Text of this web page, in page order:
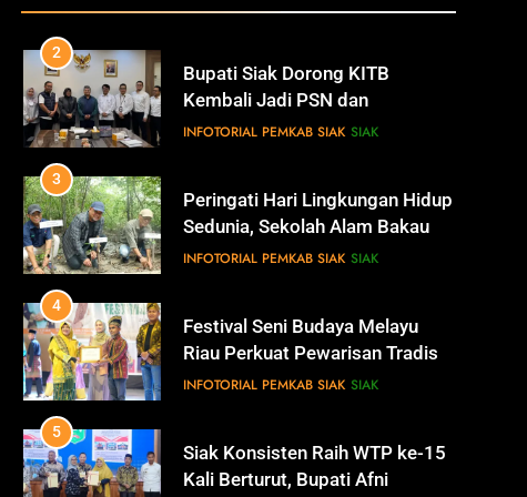
3
Peringati Hari Lingkungan Hidup
Sedunia, Sekolah Alam Bakau di
Siak Cetak Generasi Penjaga
INFOTORIAL PEMKAB SIAK SIAK
4
Festival Seni Budaya Melayu
Riau Perkuat Pewarisan Tradisi
di Negeri Istana
INFOTORIAL PEMKAB SIAK SIAK
5
Siak Konsisten Raih WTP ke-15
Kali Berturut, Bupati Afni
Tekankan Penguatan Tata
INFOTORIAL PEMKAB SIAK SIAK
6
Antisipasi Pencurian Data,
Diskominfo Siak Perkuat Tim